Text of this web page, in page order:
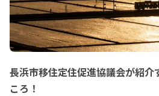
長浜市移住定住促進協議会が紹介
ころ！